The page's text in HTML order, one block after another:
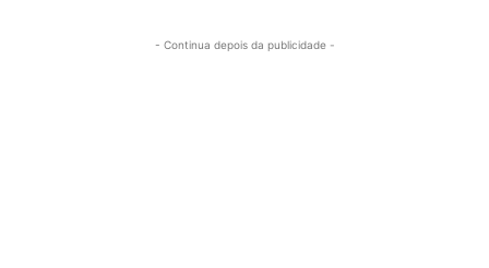
- Continua depois da publicidade -